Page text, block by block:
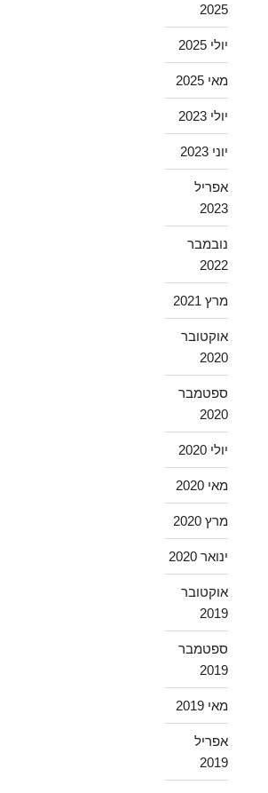
2025
יולי 2025
מאי 2025
יולי 2023
יוני 2023
אפריל
2023
נובמבר
2022
מרץ 2021
אוקטובר
2020
ספטמבר
2020
יולי 2020
מאי 2020
מרץ 2020
ינואר 2020
אוקטובר
2019
ספטמבר
2019
מאי 2019
אפריל
2019